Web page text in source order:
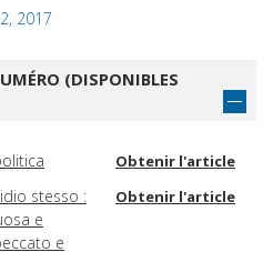
2017
(DISPONIBLES
Obtenir l'article
stesso :
e
e
Obtenir l'article